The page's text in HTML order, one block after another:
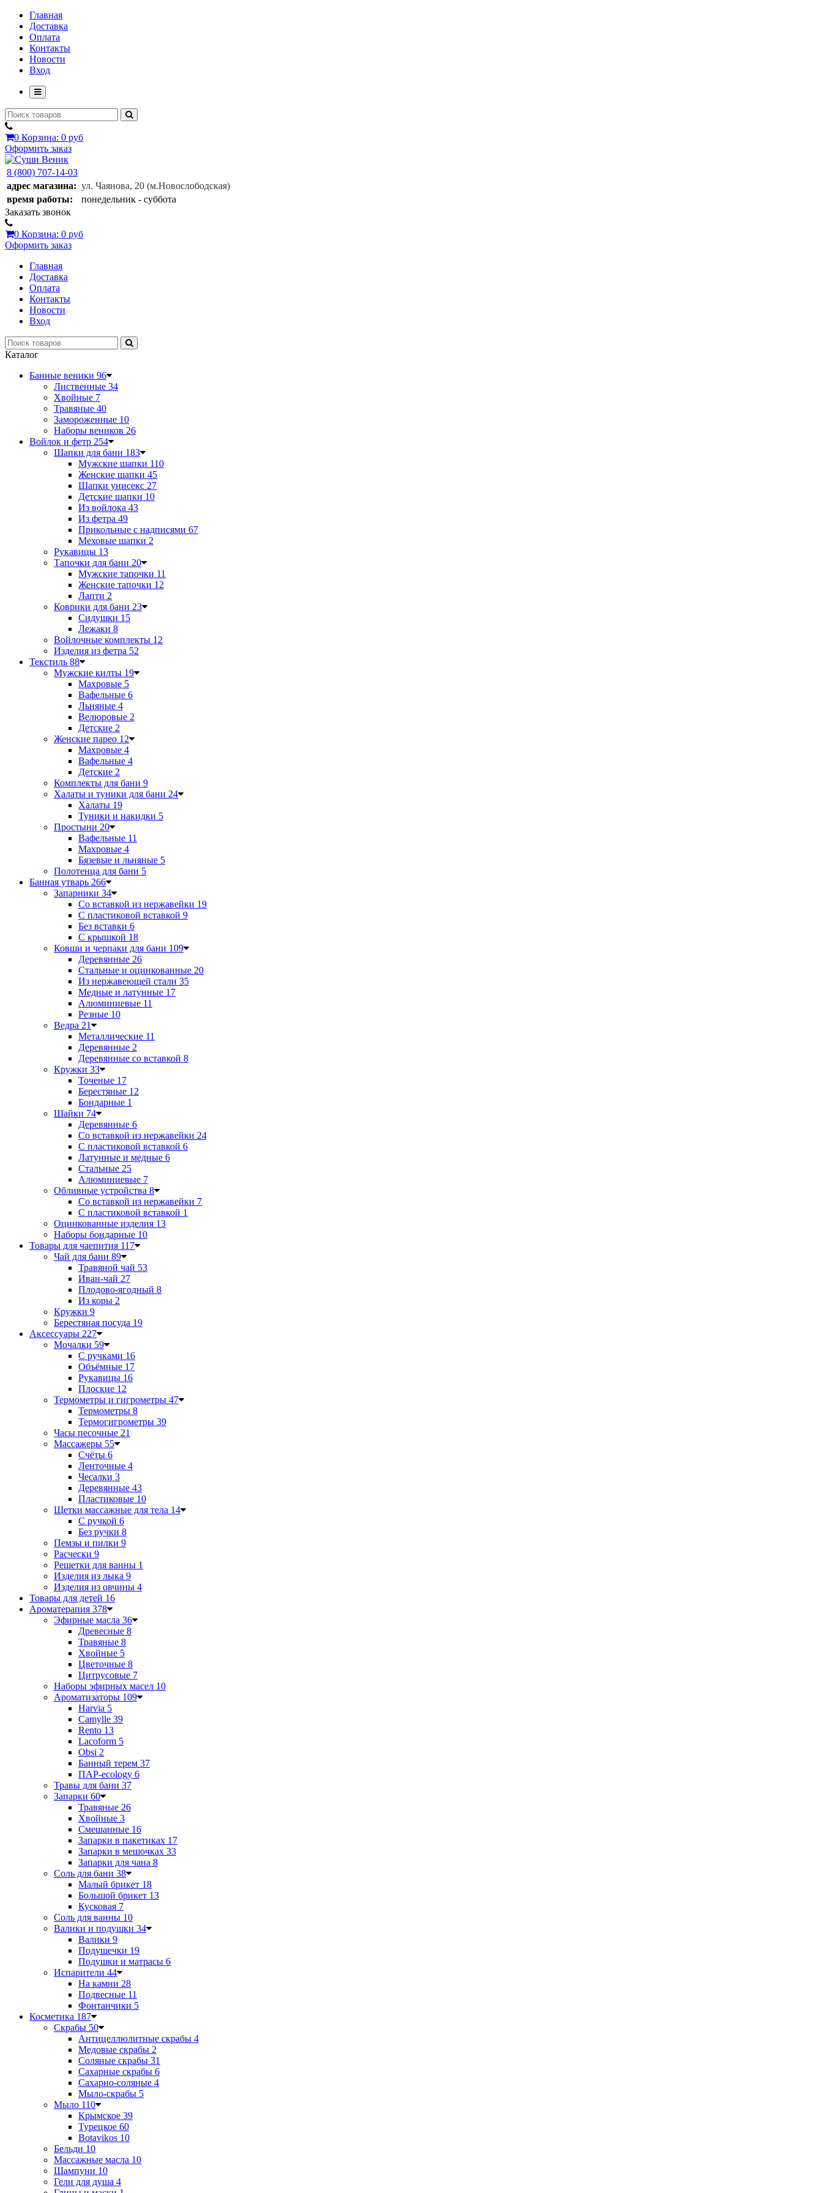
Главная
Доставка
Оплата
Контакты
Новости
Вход
0 Корзина: 0 руб
Оформить заказ
8 (800) 707-14-03
адрес магазина: ул. Чаянова, 20 (м.Новослободская)
время работы:
понедельник - суббота
Заказать звонок
0 Корзина: 0 руб
Оформить заказ
Главная
Доставка
Оплата
Контакты
Новости
Вход
Каталог
Банные веники 96
Лиственные 34
Хвойные 7
Травяные 40
Замороженные 10
Наборы веников 26
Войлок и фетр 254
Шапки для бани 183
Мужские шапки 110
Женские шапки 45
Шапки унисекс 27
Детские шапки 10
Из войлока 43
Из фетра 49
Прикольные с надписями 67
Меховые шапки 2
Рукавицы 13
Тапочки для бани 20
Мужские тапочки 11
Женские тапочки 12
Лапти 2
Коврики для бани 23
Сидушки 15
Лежаки 8
Войлочные комплекты 12
Изделия из фетра 52
Текстиль 88
Мужские килты 19
Махровые 5
Вафельные 6
Льняные 4
Велюровые 2
Детские 2
Женские парео 12
Махровые 4
Вафельные 4
Детские 2
Комплекты для бани 9
Халаты и туники для бани 24
Халаты 19
Туники и накидки 5
Простыни 20
Вафельные 11
Махровые 4
Бязевые и льняные 5
Полотенца для бани 5
Банная утварь 266
Запарники 34
Со вставкой из нержавейки 19
С пластиковой вставкой 9
Без вставки 6
С крышкой 18
Ковши и черпаки для бани 109
Деревянные 26
Стальные и оцинкованные 20
Из нержавеющей стали 35
Медные и латунные 17
Алюминиевые 11
Резные 10
Ведра 21
Металлические 11
Деревянные 2
Деревянные со вставкой 8
Кружки 33
Точеные 17
Берестяные 12
Бондарные 1
Шайки 74
Деревянные 6
Со вставкой из нержавейки 24
С пластиковой вставкой 6
Латунные и медные 6
Стальные 25
Алюминиевые 7
Обливные устройства 8
Со вставкой из нержавейки 7
С пластиковой вставкой 1
Оцинкованные изделия 13
Наборы бондарные 10
Товары для чаепития 117
Чай для бани 89
Травяной чай 53
Иван-чай 27
Плодово-ягодный 8
Из коры 2
Кружки 9
Берестяная посуда 19
Аксессуары 227
Мочалки 59
С ручками 16
Объёмные 17
Рукавицы 16
Плоские 12
Термометры и гигрометры 47
Термометры 8
Термогигрометры 39
Часы песочные 21
Массажеры 55
Счёты 6
Ленточные 4
Чесалки 3
Деревянные 43
Пластиковые 10
Щетки массажные для тела 14
С ручкой 6
Без ручки 8
Пемзы и пилки 9
Расчески 9
Решетки для ванны 1
Изделия из лыка 9
Изделия из овчины 4
Товары для детей 16
Ароматерапия 378
Эфирные масла 36
Древесные 8
Травяные 8
Хвойные 5
Цветочные 8
Цитрусовые 7
Наборы эфирных масел 10
Ароматизаторы 109
Harvia 5
Camylle 39
Rento 13
Lacoform 5
Obsi 2
Банный терем 37
ПАР-ecology 6
Травы для бани 37
Запарки 60
Травяные 26
Хвойные 3
Смешанные 16
Запарки в пакетиках 17
Запарки в мешочках 33
Запарки для чана 8
Соль для бани 38
Малый брикет 18
Большой брикет 13
Кусковая 7
Соль для ванны 10
Валики и подушки 34
Валики 9
Подушечки 19
Подушки и матрасы 6
Испарители 44
На камни 28
Подвесные 11
Фонтанчики 5
Косметика 187
Скрабы 50
Антицеллюлитные скрабы 4
Медовые скрабы 2
Соляные скрабы 31
Сахарные скрабы 6
Сахарно-соляные 4
Мыло-скрабы 5
Мыло 110
Крымское 39
Турецкое 60
Botavikos 10
Бельди 10
Массажные масла 10
Шампуни 10
Гели для душа 4